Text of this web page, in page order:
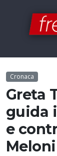
Cronaca
Greta
guida
e
Meloni